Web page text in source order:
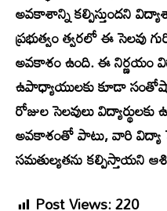
అవకాశాన్ని కల్పిస్తుందని
ప్రభుత్వం త్వరలో ఈ సెలవు
అవకాశం ఉంది. ఈ నిర్ణయం
ఉపాధ్యాయులకు కూడా
రోజుల సెలవులు
అవకాశంతో పాటు, వారి విద్యా
సమతుల్యతను కల్పిస్తాయని
Post Views:220